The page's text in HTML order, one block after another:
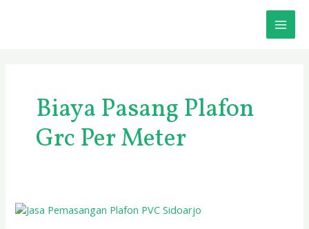
Biaya Pasang Plafon
Grc Per Meter
Jasa